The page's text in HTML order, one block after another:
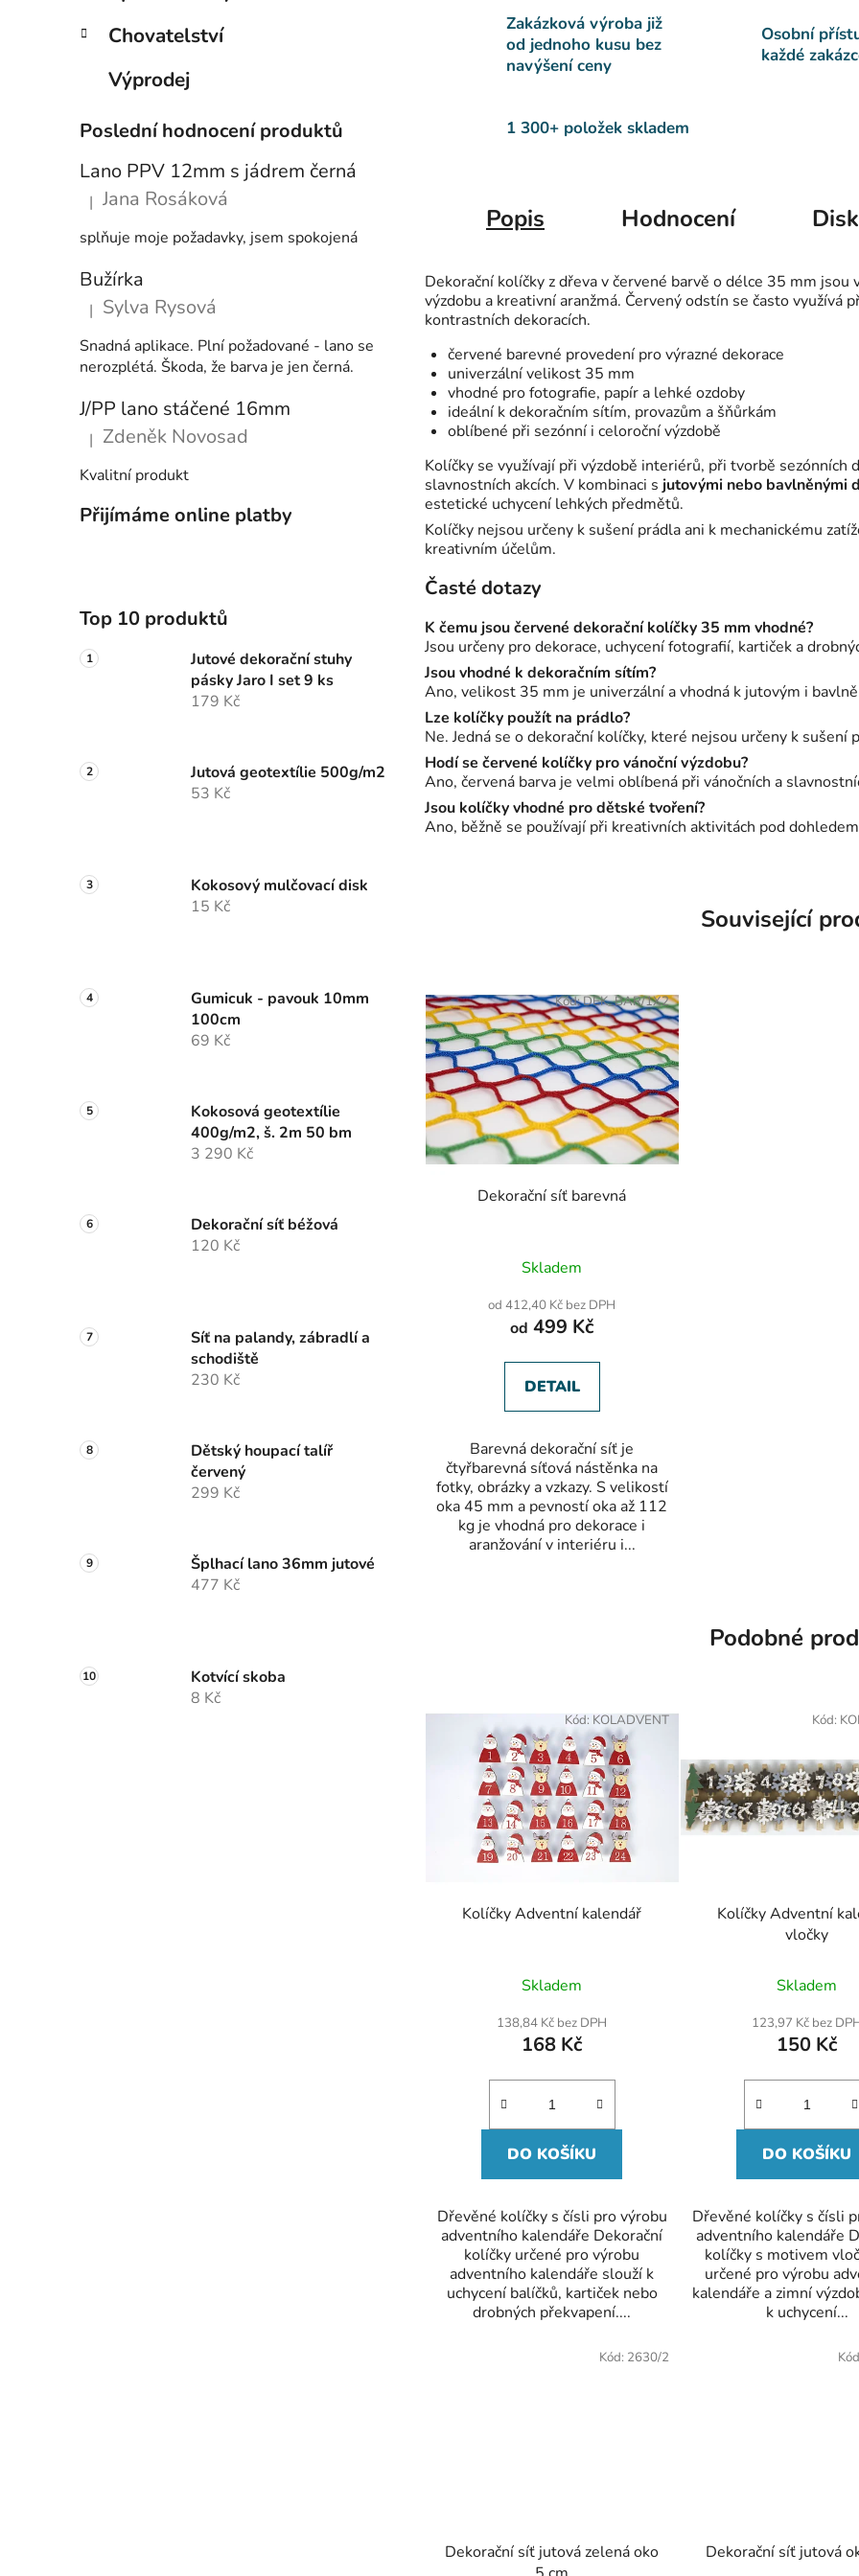
Chovatelství
Výprodej
Poslední hodnocení produktů
Lano PPV 12mm s jádrem černá
Hodnocení produktu je 5 z 5 hvězdiček.
| Jana Rosáková
splňuje moje požadavky, jsem spokojená
Bužírka
Hodnocení produktu je 5 z 5 hvězdiček.
| Sylva Rysová
Snadná aplikace. Plní požadované - lano se
nerozplétá. Škoda, že barva je jen černá.
J/PP lano stáčené 16mm
Hodnocení produktu je 5 z 5 hvězdiček.
| Zdeněk Novosad
Kvalitní produkt
Přijímáme online platby
Top 10 produktů
Jutové dekorační stuhy
pásky Jaro I set 9 ks
179 Kč
Jutová geotextílie 500g/m2
53 Kč
Kokosový mulčovací disk
15 Kč
Gumicuk - pavouk 10mm
100cm
69 Kč
Kokosová geotextílie
400g/m2, š. 2m 50 bm
3 290 Kč
Dekorační síť béžová
120 Kč
Síť na palandy, zábradlí a
schodiště
230 Kč
Dětský houpací talíř
červený
299 Kč
Šplhací lano 36mm jutové
477 Kč
Kotvící skoba
8 Kč
Zakázková výroba již
od jednoho kusu bez
navýšení ceny
Osobní
každé
1 300+ položek skladem
Popis Hodnocení
Dekorační kolíčky z dřeva v červené barvě o délce 35 mm
výzdobu a kreativní aranžmá. Červený odstín se často využívá
kontrastních dekoracích.
červené barevné provedení pro výrazné dekorace
univerzální velikost 35 mm
vhodné pro fotografie, papír a lehké ozdoby
ideální k dekoračním sítím, provazům a šňůrkám
oblíbené při sezónní i celoroční výzdobě
Kolíčky se využívají při výzdobě interiérů, při tvorbě sezónních
slavnostních akcích. V kombinaci s jutovými nebo bavlněnými
estetické uchycení lehkých předmětů.
Kolíčky nejsou určeny k sušení prádla ani k mechanickému
kreativním účelům.
Časté dotazy
K čemu jsou červené dekorační kolíčky 35 mm vhodné?
Jsou určeny pro dekorace, uchycení fotografií, kartiček a
Jsou vhodné k dekoračním sítím?
Ano, velikost 35 mm je univerzální a vhodná k jutovým i
Lze kolíčky použít na prádlo?
Ne. Jedná se o dekorační kolíčky, které nejsou určeny k sušení
Hodí se červené kolíčky pro vánoční výzdobu?
Ano, červená barva je velmi oblíbená při vánočních a
Jsou kolíčky vhodné pro dětské tvoření?
Ano, běžně se používají při kreativních aktivitách pod
Související
Dekorační síť barevná
Skladem
od 412,40 Kč bez DPH
od 499 Kč
DETAIL
Barevná dekorační síť je
čtyřbarevná síťová nástěnka na
fotky, obrázky a vzkazy. S velikostí
oka 45 mm a pevností oka až 112
kg je vhodná pro dekorace i
aranžování v interiéru i...
Kód:DEK_BAR/1X2
Podobné
Kolíčky Adventní kalendář
Skladem
138,84 Kč bez DPH
168 Kč
DO KOŠÍKU
Dřevěné kolíčky s čísli pro výrobu
adventního kalendáře Dekorační
kolíčky určené pro výrobu
adventního kalendáře slouží k
uchycení balíčků, kartiček nebo
drobných překvapení....
Kód: KOLADVENT
Kolíčky Adventní
vločky
Skladem
123,97 Kč bez
150 Kč
DO KOŠÍKU
Dřevěné kolíčky s čísli
adventního kalendáře
kolíčky s motivem
určené pro výrobu
kalendáře a zimní
k uchycení...
Kód:
Dekorační síť jutová zelená oko
Kód: 2630/2
Dekorační síť jutová